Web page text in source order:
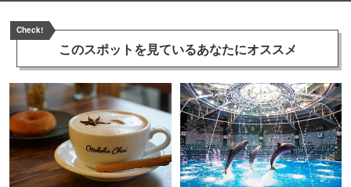
Check!
このスポットを見ているあなたにオススメ